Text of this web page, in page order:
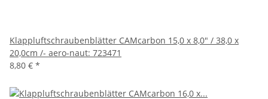
Klappluftschraubenblätter CAMcarbon 15,0 x 8,0" / 38,0 x
20,0cm /- aero-naut: 723471
8,80 € *